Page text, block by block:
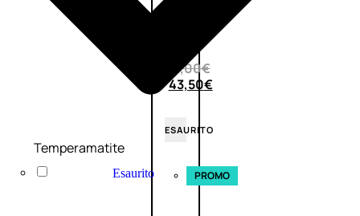
58,00€
43,50€
ESAURITO
Esaurito PROMO
Temperamatite